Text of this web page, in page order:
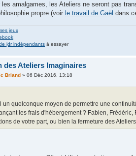
les amalgames, les Ateliers ne seront pas
propre (voir le travail de Gaël dans
jeux
jdr indépendants à essayer
des Ateliers Imaginaires
Briand » 06 Déc 2016, 13:18
un quelconque moyen de permettre une
les frais d'hébergement ? Fabien,
de votre part, ou bien la fermeture des